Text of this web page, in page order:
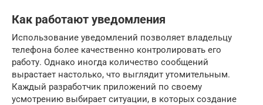
Как работают уведомления
Использование уведомлений позволяет владельцу
телефона более качественно контролировать его
работу. Однако иногда количество сообщений
вырастает настолько, что выглядит утомительным.
Каждый разработчик приложений по своему
усмотрению выбирает ситуации, в которых создание